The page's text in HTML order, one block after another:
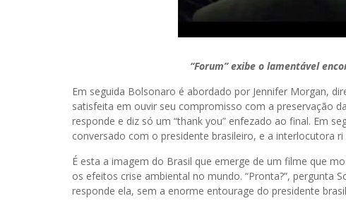
“Forum” exibe o lamentável
Em seguida Bolsonaro é abordado por Jennifer Morgan,
satisfeita em ouvir seu compromisso com a preservação
responde e diz só um “thank you” enfezado ao final. Em
conversado com o presidente brasileiro, e a interlocutora ri
É esta a imagem do Brasil que emerge de um filme que
os efeitos crise ambiental no mundo. “Pronta?”, pergunta
responde ela, sem a enorme entourage do presidente